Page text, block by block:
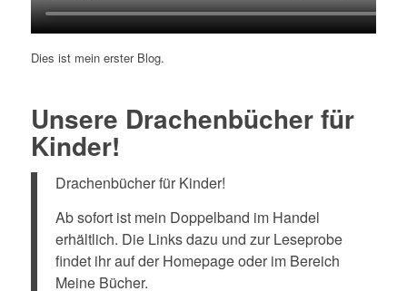
Dies ist mein erster Blog.
Unsere Drachenbücher für
Kinder!
Drachenbücher für Kinder!
Ab sofort ist mein Doppelband im Handel
erhältlich. Die Links dazu und zur Leseprobe
findet ihr auf der Homepage oder im Bereich
Meine Bücher.